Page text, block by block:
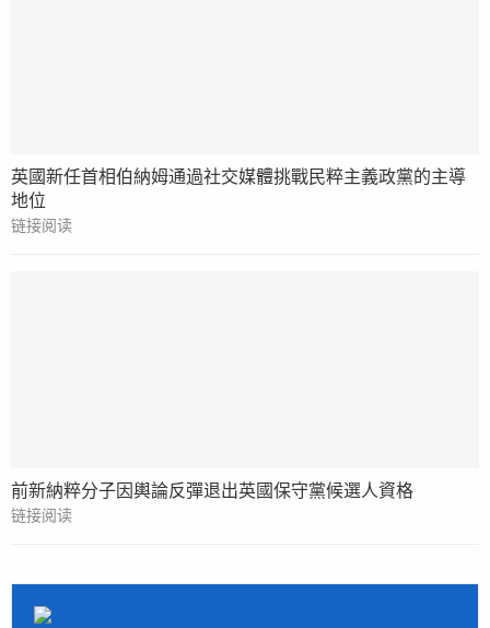
英國新任首相伯納姆通過社交媒體挑戰民粹主義政黨的主導
地位
链接阅读
前新納粹分子因輿論反彈退出英國保守黨候選人資格
链接阅读